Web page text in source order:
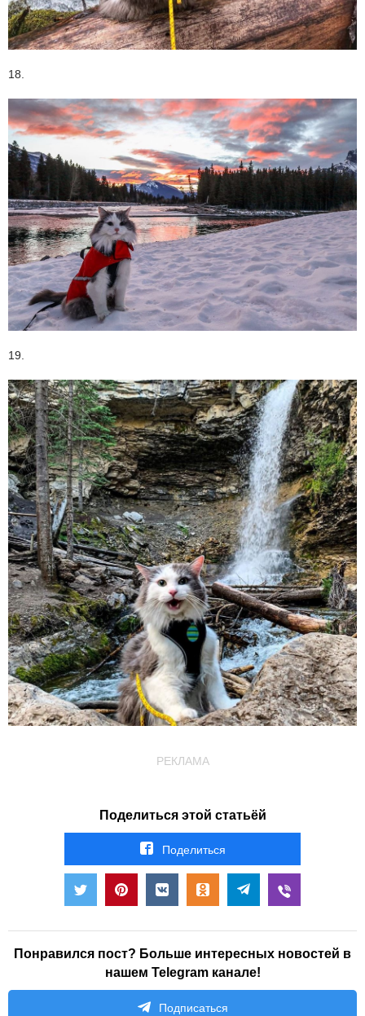
18.
19.
РЕКЛАМА
Поделиться этой статьёй
Поделиться
Понравился пост? Больше интересных новостей в
нашем Telegram канале!
Подписаться